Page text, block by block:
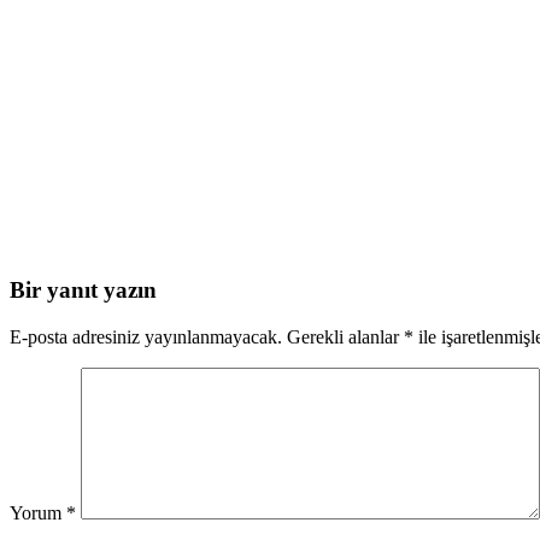
Bir yanıt yazın
E-posta adresiniz yayınlanmayacak. Gerekli alanlar * ile
Yorum *